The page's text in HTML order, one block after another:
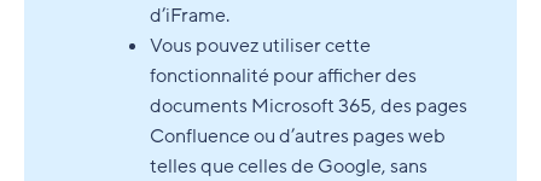
d’iFrame.
Vous pouvez utiliser cette
fonctionnalité pour afficher des
documents Microsoft 365, des pages
Confluence ou d’autres pages web
telles que celles de Google, sans